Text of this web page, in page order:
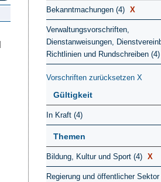
Bekanntmachungen (4) X
Verwaltungsvorschriften,
Dienstanweisungen,
Richtlinien und Rundschreiben (4)
Vorschriften zurücksetzen X
Gültigkeit
In Kraft (4)
Themen
Bildung, Kultur und Sport (4) X
Regierung und öffentlicher Sektor